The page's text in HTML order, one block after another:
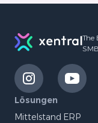
The
LinkExternal
Lösungen
Mittelstand ERP